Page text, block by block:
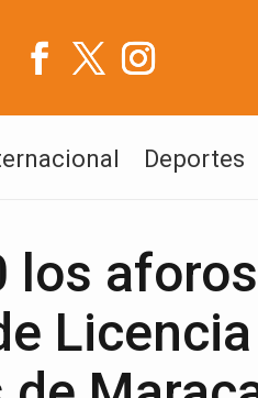
Deportes
los